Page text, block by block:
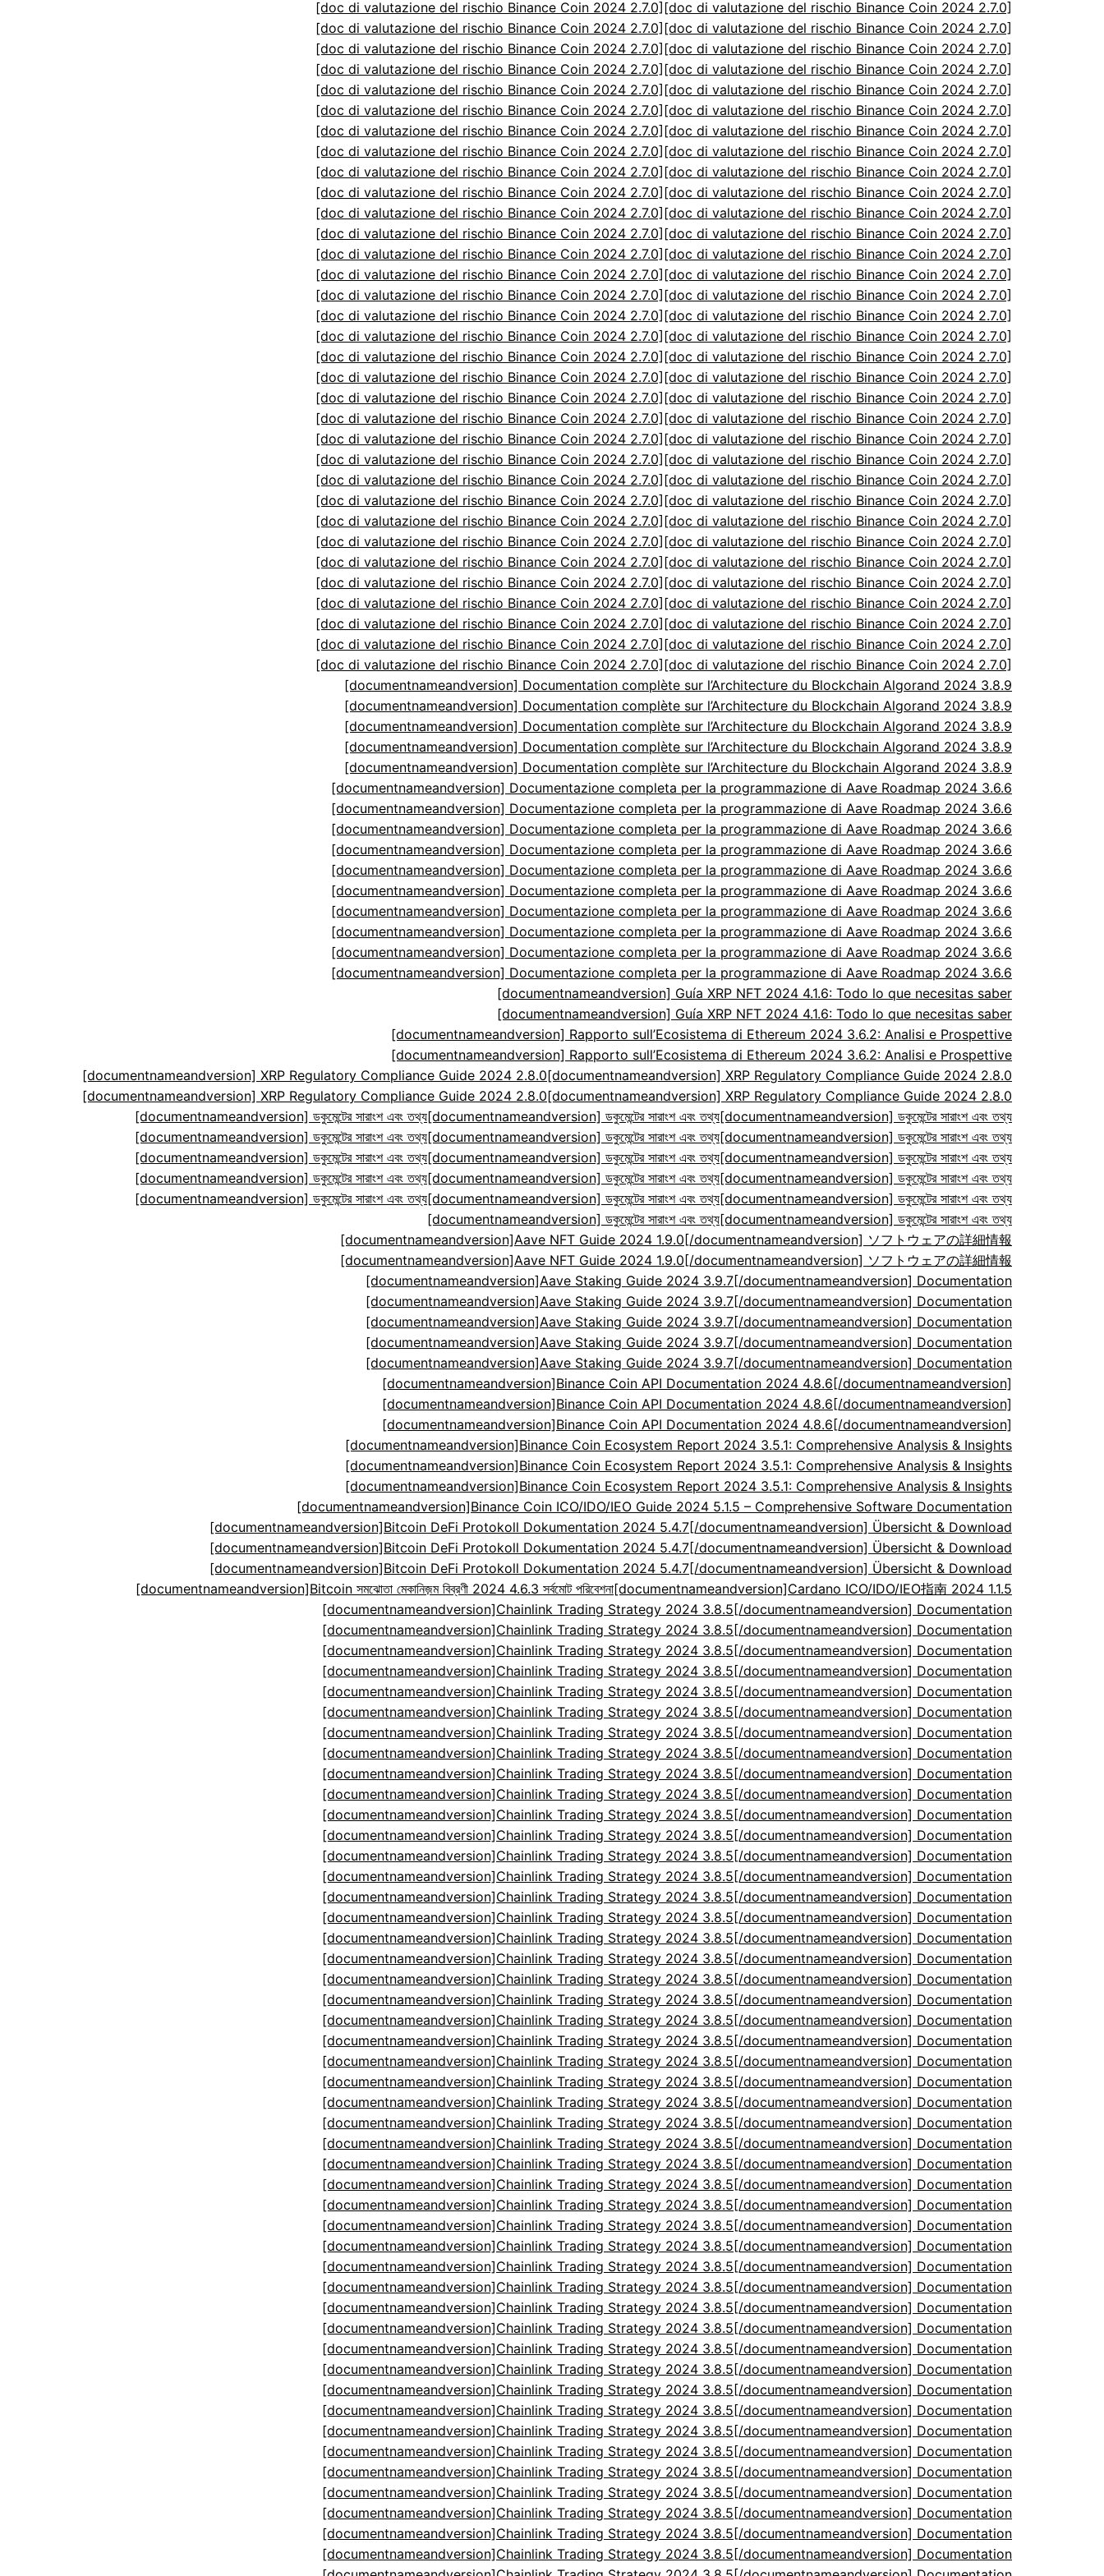
[doc di valutazione del rischio Binance Coin 2024 2.7.0] [doc di valutazione del rischio Binance Coin 2024 2.7.0]
[doc di valutazione del rischio Binance Coin 2024 2.7.0] [doc di valutazione del rischio Binance Coin 2024 2.7.0]
[doc di valutazione del rischio Binance Coin 2024 2.7.0] [doc di valutazione del rischio Binance Coin 2024 2.7.0]
[doc di valutazione del rischio Binance Coin 2024 2.7.0] [doc di valutazione del rischio Binance Coin 2024 2.7.0]
[doc di valutazione del rischio Binance Coin 2024 2.7.0] [doc di valutazione del rischio Binance Coin 2024 2.7.0]
[doc di valutazione del rischio Binance Coin 2024 2.7.0] [doc di valutazione del rischio Binance Coin 2024 2.7.0]
[doc di valutazione del rischio Binance Coin 2024 2.7.0] [doc di valutazione del rischio Binance Coin 2024 2.7.0]
[doc di valutazione del rischio Binance Coin 2024 2.7.0] [doc di valutazione del rischio Binance Coin 2024 2.7.0]
[doc di valutazione del rischio Binance Coin 2024 2.7.0] [doc di valutazione del rischio Binance Coin 2024 2.7.0]
[doc di valutazione del rischio Binance Coin 2024 2.7.0] [doc di valutazione del rischio Binance Coin 2024 2.7.0]
[doc di valutazione del rischio Binance Coin 2024 2.7.0] [doc di valutazione del rischio Binance Coin 2024 2.7.0]
[doc di valutazione del rischio Binance Coin 2024 2.7.0] [doc di valutazione del rischio Binance Coin 2024 2.7.0]
[doc di valutazione del rischio Binance Coin 2024 2.7.0] [doc di valutazione del rischio Binance Coin 2024 2.7.0]
[doc di valutazione del rischio Binance Coin 2024 2.7.0] [doc di valutazione del rischio Binance Coin 2024 2.7.0]
[doc di valutazione del rischio Binance Coin 2024 2.7.0] [doc di valutazione del rischio Binance Coin 2024 2.7.0]
[doc di valutazione del rischio Binance Coin 2024 2.7.0] [doc di valutazione del rischio Binance Coin 2024 2.7.0]
[doc di valutazione del rischio Binance Coin 2024 2.7.0] [doc di valutazione del rischio Binance Coin 2024 2.7.0]
[doc di valutazione del rischio Binance Coin 2024 2.7.0] [doc di valutazione del rischio Binance Coin 2024 2.7.0]
[doc di valutazione del rischio Binance Coin 2024 2.7.0] [doc di valutazione del rischio Binance Coin 2024 2.7.0]
[doc di valutazione del rischio Binance Coin 2024 2.7.0] [doc di valutazione del rischio Binance Coin 2024 2.7.0]
[doc di valutazione del rischio Binance Coin 2024 2.7.0] [doc di valutazione del rischio Binance Coin 2024 2.7.0]
[doc di valutazione del rischio Binance Coin 2024 2.7.0] [doc di valutazione del rischio Binance Coin 2024 2.7.0]
[doc di valutazione del rischio Binance Coin 2024 2.7.0] [doc di valutazione del rischio Binance Coin 2024 2.7.0]
[doc di valutazione del rischio Binance Coin 2024 2.7.0] [doc di valutazione del rischio Binance Coin 2024 2.7.0]
[doc di valutazione del rischio Binance Coin 2024 2.7.0] [doc di valutazione del rischio Binance Coin 2024 2.7.0]
[doc di valutazione del rischio Binance Coin 2024 2.7.0] [doc di valutazione del rischio Binance Coin 2024 2.7.0]
[doc di valutazione del rischio Binance Coin 2024 2.7.0] [doc di valutazione del rischio Binance Coin 2024 2.7.0]
[doc di valutazione del rischio Binance Coin 2024 2.7.0] [doc di valutazione del rischio Binance Coin 2024 2.7.0]
[doc di valutazione del rischio Binance Coin 2024 2.7.0] [doc di valutazione del rischio Binance Coin 2024 2.7.0]
[doc di valutazione del rischio Binance Coin 2024 2.7.0] [doc di valutazione del rischio Binance Coin 2024 2.7.0]
[doc di valutazione del rischio Binance Coin 2024 2.7.0] [doc di valutazione del rischio Binance Coin 2024 2.7.0]
[doc di valutazione del rischio Binance Coin 2024 2.7.0] [doc di valutazione del rischio Binance Coin 2024 2.7.0]
[doc di valutazione del rischio Binance Coin 2024 2.7.0] [doc di valutazione del rischio Binance Coin 2024 2.7.0]
[documentnameandversion] Documentation complète sur l’Architecture du Blockchain Algorand 2024 3.8.9
[documentnameandversion] Documentation complète sur l’Architecture du Blockchain Algorand 2024 3.8.9
[documentnameandversion] Documentation complète sur l’Architecture du Blockchain Algorand 2024 3.8.9
[documentnameandversion] Documentation complète sur l’Architecture du Blockchain Algorand 2024 3.8.9
[documentnameandversion] Documentation complète sur l’Architecture du Blockchain Algorand 2024 3.8.9
[documentnameandversion] Documentazione completa per la programmazione di Aave Roadmap 2024 3.6.6
[documentnameandversion] Documentazione completa per la programmazione di Aave Roadmap 2024 3.6.6
[documentnameandversion] Documentazione completa per la programmazione di Aave Roadmap 2024 3.6.6
[documentnameandversion] Documentazione completa per la programmazione di Aave Roadmap 2024 3.6.6
[documentnameandversion] Documentazione completa per la programmazione di Aave Roadmap 2024 3.6.6
[documentnameandversion] Documentazione completa per la programmazione di Aave Roadmap 2024 3.6.6
[documentnameandversion] Documentazione completa per la programmazione di Aave Roadmap 2024 3.6.6
[documentnameandversion] Documentazione completa per la programmazione di Aave Roadmap 2024 3.6.6
[documentnameandversion] Documentazione completa per la programmazione di Aave Roadmap 2024 3.6.6
[documentnameandversion] Documentazione completa per la programmazione di Aave Roadmap 2024 3.6.6
[documentnameandversion] Guía XRP NFT 2024 4.1.6: Todo lo que necesitas saber
[documentnameandversion] Guía XRP NFT 2024 4.1.6: Todo lo que necesitas saber
[documentnameandversion] Rapporto sull’Ecosistema di Ethereum 2024 3.6.2: Analisi e Prospettive
[documentnameandversion] Rapporto sull’Ecosistema di Ethereum 2024 3.6.2: Analisi e Prospettive
[documentnameandversion] XRP Regulatory Compliance Guide 2024 2.8.0[documentnameandversion] XRP Regulatory Compliance Guide 2024 2.8.0
[documentnameandversion] XRP Regulatory Compliance Guide 2024 2.8.0[documentnameandversion] XRP Regulatory Compliance Guide 2024 2.8.0
[documentnameandversion] ডকুমেন্টের সারাংশ এবং তথ্য[documentnameandversion] ডকুমেন্টের সারাংশ এবং তথ্য[documentnameandversion] ডকুমেন্টের সারাংশ এবং তথ্য
[documentnameandversion] ডকুমেন্টের সারাংশ এবং তথ্য[documentnameandversion] ডকুমেন্টের সারাংশ এবং তথ্য[documentnameandversion] ডকুমেন্টের সারাংশ এবং তথ্য
[documentnameandversion] ডকুমেন্টের সারাংশ এবং তথ্য[documentnameandversion] ডকুমেন্টের সারাংশ এবং তথ্য[documentnameandversion] ডকুমেন্টের সারাংশ এবং তথ্য
[documentnameandversion] ডকুমেন্টের সারাংশ এবং তথ্য[documentnameandversion] ডকুমেন্টের সারাংশ এবং তথ্য[documentnameandversion] ডকুমেন্টের সারাংশ এবং তথ্য
[documentnameandversion] ডকুমেন্টের সারাংশ এবং তথ্য[documentnameandversion] ডকুমেন্টের সারাংশ এবং তথ্য[documentnameandversion] ডকুমেন্টের সারাংশ এবং তথ্য
[documentnameandversion] ডকুমেন্টের সারাংশ এবং তথ্য[documentnameandversion] ডকুমেন্টের সারাংশ এবং তথ্য
[documentnameandversion]Aave NFT Guide 2024 1.9.0[/documentnameandversion] ソフトウェアの詳細情報
[documentnameandversion]Aave NFT Guide 2024 1.9.0[/documentnameandversion] ソフトウェアの詳細情報
[documentnameandversion]Aave Staking Guide 2024 3.9.7[/documentnameandversion] Documentation
[documentnameandversion]Aave Staking Guide 2024 3.9.7[/documentnameandversion] Documentation
[documentnameandversion]Aave Staking Guide 2024 3.9.7[/documentnameandversion] Documentation
[documentnameandversion]Aave Staking Guide 2024 3.9.7[/documentnameandversion] Documentation
[documentnameandversion]Aave Staking Guide 2024 3.9.7[/documentnameandversion] Documentation
[documentnameandversion]Binance Coin API Documentation 2024 4.8.6[/documentnameandversion]
[documentnameandversion]Binance Coin API Documentation 2024 4.8.6[/documentnameandversion]
[documentnameandversion]Binance Coin API Documentation 2024 4.8.6[/documentnameandversion]
[documentnameandversion]Binance Coin Ecosystem Report 2024 3.5.1: Comprehensive Analysis & Insights
[documentnameandversion]Binance Coin Ecosystem Report 2024 3.5.1: Comprehensive Analysis & Insights
[documentnameandversion]Binance Coin Ecosystem Report 2024 3.5.1: Comprehensive Analysis & Insights
[documentnameandversion]Binance Coin ICO/IDO/IEO Guide 2024 5.1.5 – Comprehensive Software Documentation
[documentnameandversion]Bitcoin DeFi Protokoll Dokumentation 2024 5.4.7[/documentnameandversion] Übersicht & Download
[documentnameandversion]Bitcoin DeFi Protokoll Dokumentation 2024 5.4.7[/documentnameandversion] Übersicht & Download
[documentnameandversion]Bitcoin DeFi Protokoll Dokumentation 2024 5.4.7[/documentnameandversion] Übersicht & Download
[documentnameandversion]Bitcoin সমঝোতা মেকানিজ়ম বিব্রণী 2024 4.6.3 সর্বমোট পরিবেশনা[documentnameandversion]Cardano ICO/IDO/IEO指南 2024 1.1.5
[documentnameandversion]Chainlink Trading Strategy 2024 3.8.5[/documentnameandversion] Documentation
[documentnameandversion]Chainlink Trading Strategy 2024 3.8.5[/documentnameandversion] Documentation
[documentnameandversion]Chainlink Trading Strategy 2024 3.8.5[/documentnameandversion] Documentation
[documentnameandversion]Chainlink Trading Strategy 2024 3.8.5[/documentnameandversion] Documentation
[documentnameandversion]Chainlink Trading Strategy 2024 3.8.5[/documentnameandversion] Documentation
[documentnameandversion]Chainlink Trading Strategy 2024 3.8.5[/documentnameandversion] Documentation
[documentnameandversion]Chainlink Trading Strategy 2024 3.8.5[/documentnameandversion] Documentation
[documentnameandversion]Chainlink Trading Strategy 2024 3.8.5[/documentnameandversion] Documentation
[documentnameandversion]Chainlink Trading Strategy 2024 3.8.5[/documentnameandversion] Documentation
[documentnameandversion]Chainlink Trading Strategy 2024 3.8.5[/documentnameandversion] Documentation
[documentnameandversion]Chainlink Trading Strategy 2024 3.8.5[/documentnameandversion] Documentation
[documentnameandversion]Chainlink Trading Strategy 2024 3.8.5[/documentnameandversion] Documentation
[documentnameandversion]Chainlink Trading Strategy 2024 3.8.5[/documentnameandversion] Documentation
[documentnameandversion]Chainlink Trading Strategy 2024 3.8.5[/documentnameandversion] Documentation
[documentnameandversion]Chainlink Trading Strategy 2024 3.8.5[/documentnameandversion] Documentation
[documentnameandversion]Chainlink Trading Strategy 2024 3.8.5[/documentnameandversion] Documentation
[documentnameandversion]Chainlink Trading Strategy 2024 3.8.5[/documentnameandversion] Documentation
[documentnameandversion]Chainlink Trading Strategy 2024 3.8.5[/documentnameandversion] Documentation
[documentnameandversion]Chainlink Trading Strategy 2024 3.8.5[/documentnameandversion] Documentation
[documentnameandversion]Chainlink Trading Strategy 2024 3.8.5[/documentnameandversion] Documentation
[documentnameandversion]Chainlink Trading Strategy 2024 3.8.5[/documentnameandversion] Documentation
[documentnameandversion]Chainlink Trading Strategy 2024 3.8.5[/documentnameandversion] Documentation
[documentnameandversion]Chainlink Trading Strategy 2024 3.8.5[/documentnameandversion] Documentation
[documentnameandversion]Chainlink Trading Strategy 2024 3.8.5[/documentnameandversion] Documentation
[documentnameandversion]Chainlink Trading Strategy 2024 3.8.5[/documentnameandversion] Documentation
[documentnameandversion]Chainlink Trading Strategy 2024 3.8.5[/documentnameandversion] Documentation
[documentnameandversion]Chainlink Trading Strategy 2024 3.8.5[/documentnameandversion] Documentation
[documentnameandversion]Chainlink Trading Strategy 2024 3.8.5[/documentnameandversion] Documentation
[documentnameandversion]Chainlink Trading Strategy 2024 3.8.5[/documentnameandversion] Documentation
[documentnameandversion]Chainlink Trading Strategy 2024 3.8.5[/documentnameandversion] Documentation
[documentnameandversion]Chainlink Trading Strategy 2024 3.8.5[/documentnameandversion] Documentation
[documentnameandversion]Chainlink Trading Strategy 2024 3.8.5[/documentnameandversion] Documentation
[documentnameandversion]Chainlink Trading Strategy 2024 3.8.5[/documentnameandversion] Documentation
[documentnameandversion]Chainlink Trading Strategy 2024 3.8.5[/documentnameandversion] Documentation
[documentnameandversion]Chainlink Trading Strategy 2024 3.8.5[/documentnameandversion] Documentation
[documentnameandversion]Chainlink Trading Strategy 2024 3.8.5[/documentnameandversion] Documentation
[documentnameandversion]Chainlink Trading Strategy 2024 3.8.5[/documentnameandversion] Documentation
[documentnameandversion]Chainlink Trading Strategy 2024 3.8.5[/documentnameandversion] Documentation
[documentnameandversion]Chainlink Trading Strategy 2024 3.8.5[/documentnameandversion] Documentation
[documentnameandversion]Chainlink Trading Strategy 2024 3.8.5[/documentnameandversion] Documentation
[documentnameandversion]Chainlink Trading Strategy 2024 3.8.5[/documentnameandversion] Documentation
[documentnameandversion]Chainlink Trading Strategy 2024 3.8.5[/documentnameandversion] Documentation
[documentnameandversion]Chainlink Trading Strategy 2024 3.8.5[/documentnameandversion] Documentation
[documentnameandversion]Chainlink Trading Strategy 2024 3.8.5[/documentnameandversion] Documentation
[documentnameandversion]Chainlink Trading Strategy 2024 3.8.5[/documentnameandversion] Documentation
[documentnameandversion]Chainlink Trading Strategy 2024 3.8.5[/documentnameandversion] Documentation
[documentnameandversion]Chainlink Trading Strategy 2024 3.8.5[/documentnameandversion] Documentation